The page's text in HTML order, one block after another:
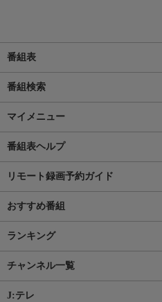
番組表
番組検索
マイメニュー
番組表ヘルプ
リモート録画予約ガイド
おすすめ番組
ランキング
チャンネル一覧
J:テレ